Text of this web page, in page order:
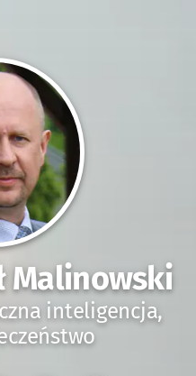
Malinowski
inteligencja,